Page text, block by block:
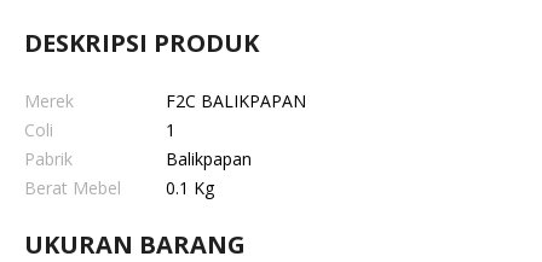
DESKRIPSI PRODUK
Merek
F2C BALIKPAPAN
Coli
1
Pabrik
Balikpapan
Berat Mebel
0.1 Kg
UKURAN BARANG